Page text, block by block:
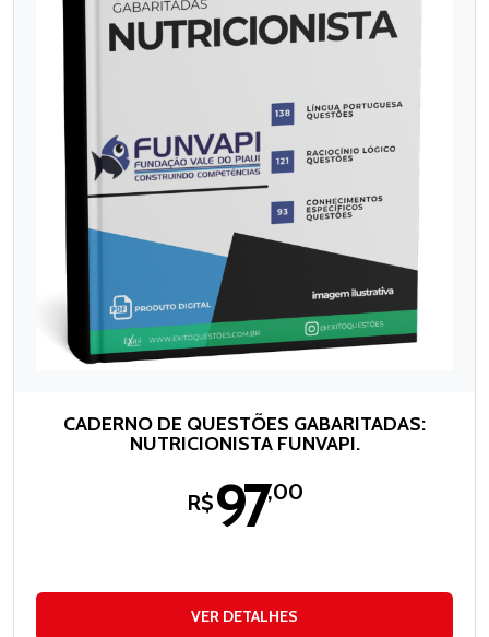
CADERNO DE QUESTÕES GABARITADAS:
NUTRICIONISTA FUNVAPI.
R$97,00
VER DETALHES